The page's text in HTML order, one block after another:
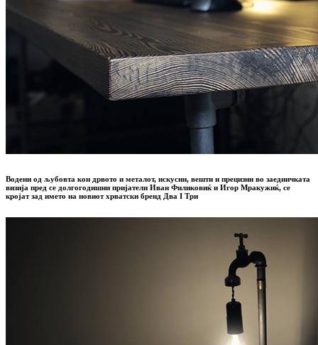
Водени од љубовта кон дрвото и металот, искусни, вешти и прецизни во заедничката
визија пред се долгогодишни пријатели Иван Филиковиќ и Игор Мракужиќ, се
кројат зад името на новиот хрватски бренд Два I Три